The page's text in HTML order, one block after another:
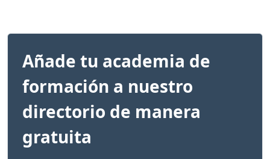
Añade tu academia de
formación a nuestro
directorio de manera
gratuita